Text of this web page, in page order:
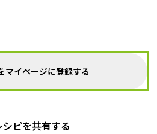
マイページに登録する
シピを共有する